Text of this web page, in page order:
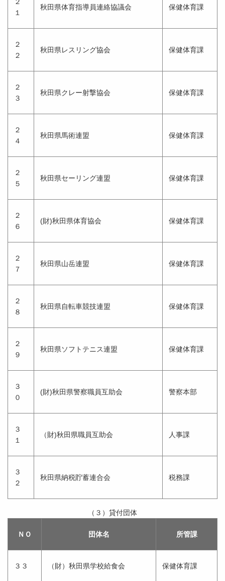
１
秋田県体育指導員連絡協議会 保健体育課
２
２
秋田県レスリング協会 保健体育課
２
３
秋田県クレー射撃協会 保健体育課
２
４
秋田県馬術連盟 保健体育課
２
５
秋田県セーリング連盟 保健体育課
２
６
(財)秋田県体育協会 保健体育課
２
７
秋田県山岳連盟 保健体育課
２
８
秋田県自転車競技連盟 保健体育課
２
９
秋田県ソフトテニス連盟 保健体育課
３
０
(財)秋田県警察職員互助会 警察本部
３
１
（財)秋田県職員互助会 人事課
３
２
秋田県納税貯蓄連合会 税務課
ＮＯ 団体名 所管課
（３）貸付団体
３３ （財）秋田県学校給食会 保健体育課